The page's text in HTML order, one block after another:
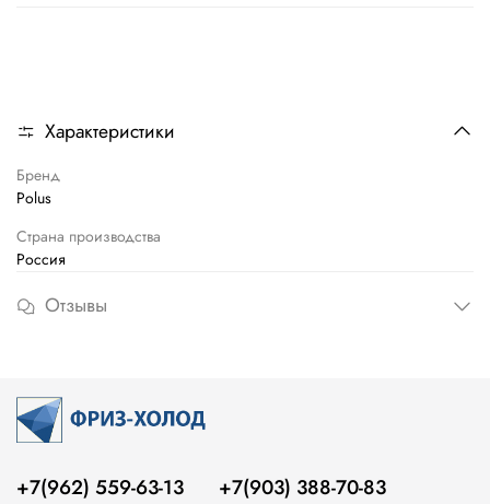
Характеристики
Бренд
Polus
Страна производства
Россия
Отзывы
+7(962) 559-63-13 +7(903) 388-70-83